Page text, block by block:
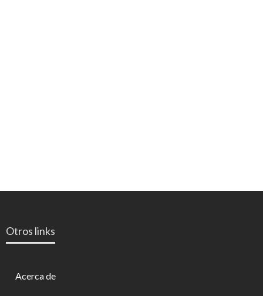
Otros links
Acerca de